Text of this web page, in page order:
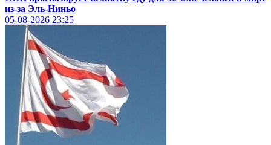
из-за Эль-Ниньо
05-08-2026 23:25